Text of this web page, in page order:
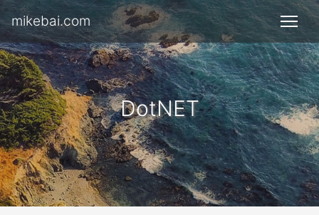
mikebai.com
DotNET